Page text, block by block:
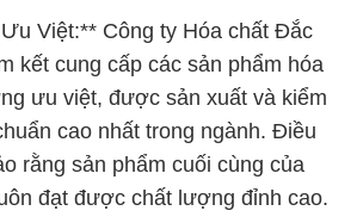
Việt:** Công ty Hóa chất Đắc
kết cung cấp các sản phẩm hóa
ưu việt, được sản xuất và kiểm
cao nhất trong ngành. Điều
rằng sản phẩm cuối cùng của
đạt được chất lượng đỉnh cao.